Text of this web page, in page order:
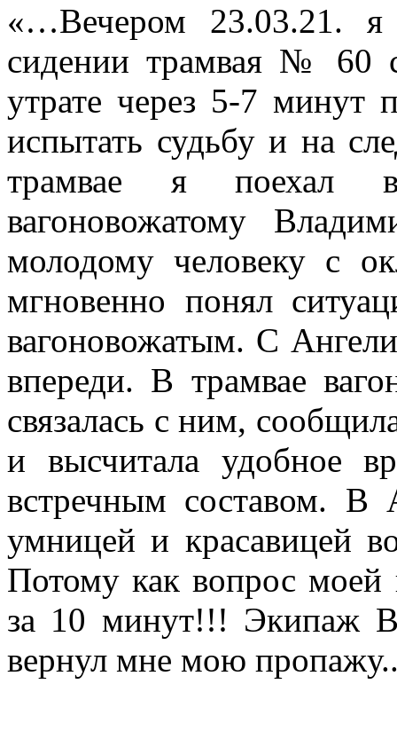
«…Вечером 23.03.21. я
сидении трамвая № 60
утрате через 5-7 минут
испытать судьбу и на
трамвае я поехал
вагоновожатому
молодому человеку с
мгновенно понял
вагоновожатым. С
впереди. В трамвае
связалась с ним,
и высчитала удобное
встречным составом.
умницей и красавицей
Потому как вопрос
за 10 минут!!! Экипаж
вернул мне мою